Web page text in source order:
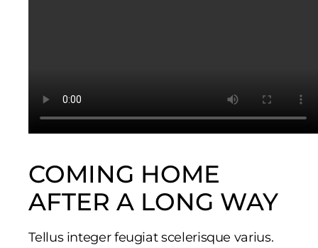
COMING HOME
AFTER A LONG WAY
Tellus integer feugiat scelerisque varius.